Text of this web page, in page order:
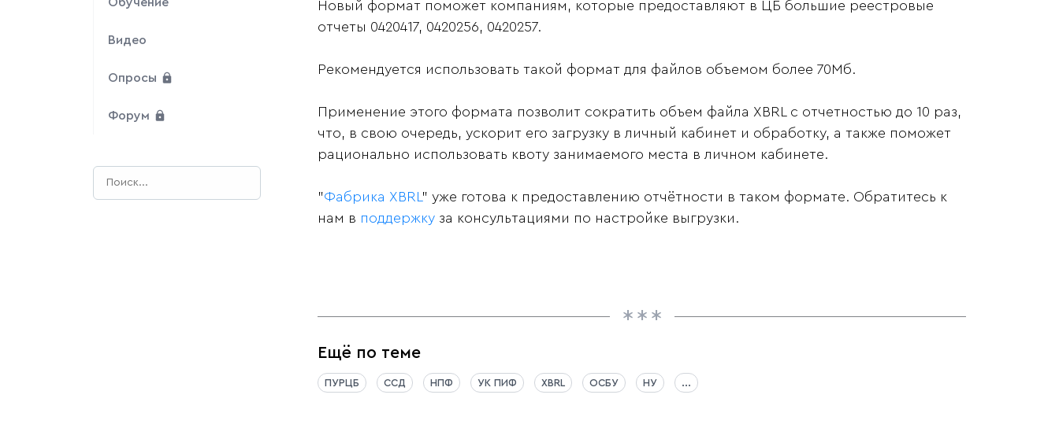
Обучение
Видео
Опросы
Форум
Новый формат поможет компаниям, которые предоставляют в ЦБ большие реестровые
отчеты 0420417, 0420256, 0420257.
Рекомендуется использовать такой формат для файлов объемом более 70Мб.
Применение этого формата позволит сократить объем файла XBRL с отчетностью до 10 раз,
что, в свою очередь, ускорит его загрузку в личный кабинет и обработку, а также поможет
рационально использовать квоту занимаемого места в личном кабинете.
"Фабрика XBRL " уже готова к предоставлению отчётности в таком формате. Обратитесь к
нам в поддержку за консультациями по настройке выгрузки.
Ещё по теме
ПУРЦБ ССД НПФ УК ПИФ XBRL ОСБУ НУ ...